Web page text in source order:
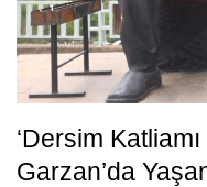
‘Dersim
Garzan’da